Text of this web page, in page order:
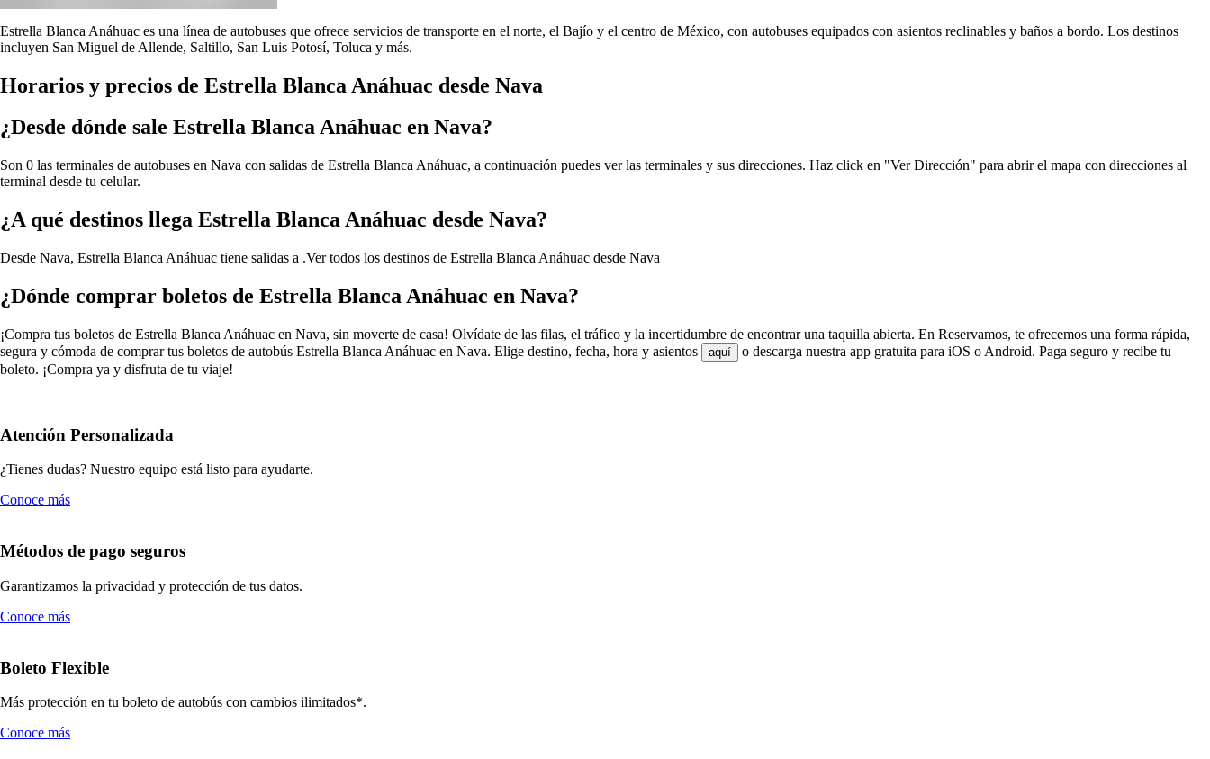
Estrella Blanca Anáhuac es una línea de autobuses que ofrece servicios de transporte en el norte, el Bajío y el centro de México, con autobuses equipados con asientos reclinables y baños a bordo. Los destinos
incluyen San Miguel de Allende, Saltillo, San Luis Potosí, Toluca y más.
Horarios y precios de Estrella Blanca Anáhuac desde Nava
¿Desde dónde sale Estrella Blanca Anáhuac en Nava?
Son 0 las terminales de autobuses en Nava con salidas de Estrella Blanca Anáhuac, a continuación puedes ver las terminales y sus direcciones. Haz click en "Ver Dirección" para abrir el mapa con direcciones al
terminal desde tu celular.
¿A qué destinos llega Estrella Blanca Anáhuac desde Nava?
Desde Nava, Estrella Blanca Anáhuac tiene salidas a .Ver todos los destinos de Estrella Blanca Anáhuac desde Nava
¿Dónde comprar boletos de Estrella Blanca Anáhuac en Nava?
¡Compra tus boletos de Estrella Blanca Anáhuac en Nava, sin moverte de casa! Olvídate de las filas, el tráfico y la incertidumbre de encontrar una taquilla abierta. En Reservamos, te ofrecemos una forma rápida,
segura y cómoda de comprar tus boletos de autobús Estrella Blanca Anáhuac en Nava. Elige destino, fecha, hora y asientos
aquí
o descarga nuestra app gratuita para iOS o Android. Paga seguro y recibe tu
boleto. ¡Compra ya y disfruta de tu viaje!
Atención Personalizada
¿Tienes dudas? Nuestro equipo está listo para ayudarte.
Conoce más
Métodos de pago seguros
Garantizamos la privacidad y protección de tus datos.
Conoce más
Boleto Flexible
Más protección en tu boleto de autobús con cambios ilimitados*.
Conoce más